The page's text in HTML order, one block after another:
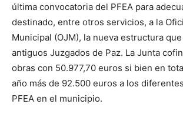
última convocatoria del PFEA para
destinado, entre otros servicios, a la
Municipal (OJM), la nueva estructura
antiguos Juzgados de Paz. La Junta
obras con 50.977,70 euros si bien en
año más de 92.500 euros a los
PFEA en el municipio.